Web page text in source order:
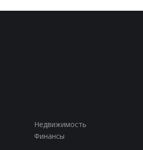
Недвижимость
Финансы